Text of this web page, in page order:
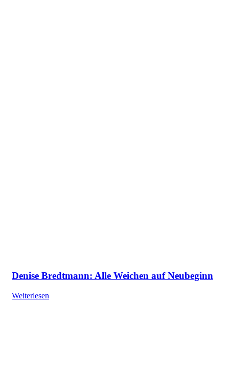
Denise Bredtmann: Alle Weichen auf Neubeginn
Weiterlesen